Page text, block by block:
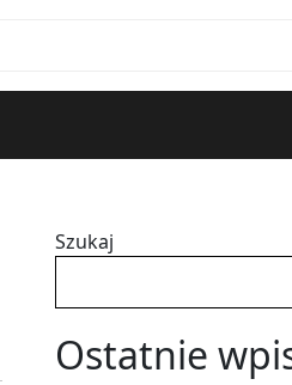
Szukaj
Ostatnie